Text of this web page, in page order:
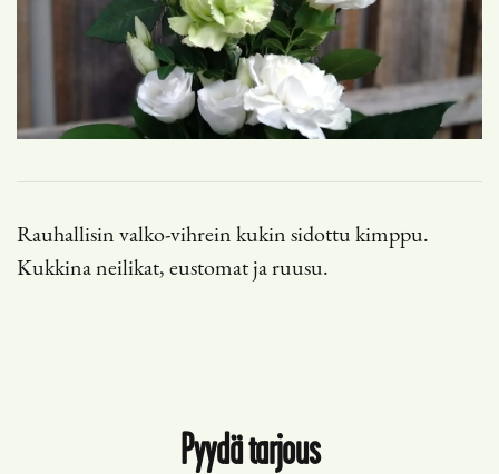
Rauhallisin valko-vihrein kukin sidottu kimppu.
Kukkina neilikat, eustomat ja ruusu.
Pyydä tarjous